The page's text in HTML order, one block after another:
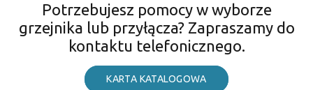
Potrzebujesz pomocy w wyborze
grzejnika lub przyłącza? Zapraszamy do
kontaktu telefonicznego.
KARTA KATALOGOWA